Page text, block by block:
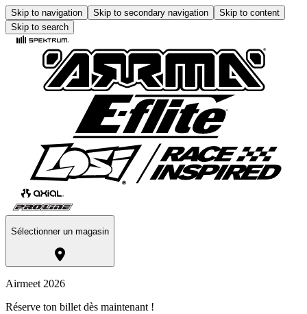
Skip to navigation Skip to secondary navigation
Skip to content
Skip to search
Sélectionner un magasin
Airmeet 2026
Réserve ton billet dès maintenant !